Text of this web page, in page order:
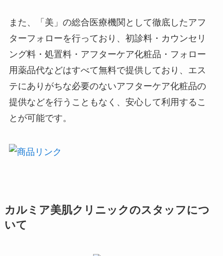
また、「美」の総合医療機関として徹底したアフ
ターフォローを行っており、初診料・カウンセリ
ング料・処置料・アフターケア化粧品・フォロー
用薬品代などはすべて無料で提供しており、エス
テにありがちな必要のないアフターケア化粧品の
提供などを行うこともなく、安心して利用するこ
とが可能です。
カルミア美肌クリニックのスタッフにつ
いて